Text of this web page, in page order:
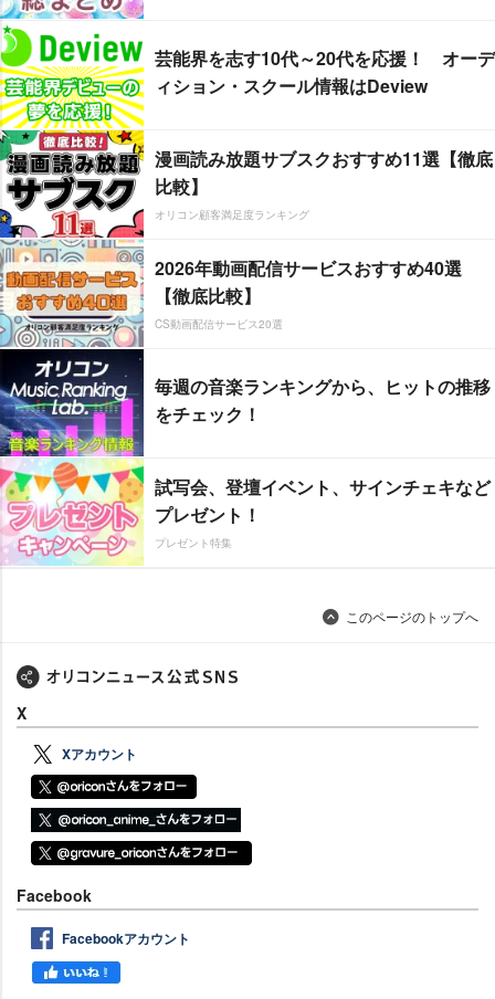
芸能界を志す10代～20代を応援！ オーデ
ィション・スクール情報はDeview
漫画読み放題サブスクおすすめ11選【徹底
比較】
オリコン顧客満足度ランキング
2026年動画配信サービスおすすめ40選
【徹底比較】
CS動画配信サービス20選
毎週の音楽ランキングから、ヒットの推移
をチェック！
試写会、登壇イベント、サインチェキなど
プレゼント！
プレゼント特集
このページのトップへ
X
Xアカウント
Facebook
Facebookアカウント